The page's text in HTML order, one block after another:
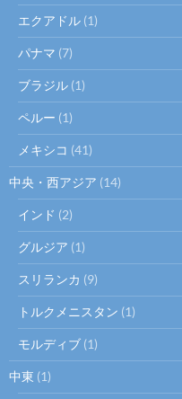
エクアドル (1)
パナマ (7)
ブラジル (1)
ペルー (1)
メキシコ (41)
中央・西アジア (14)
インド (2)
グルジア (1)
スリランカ (9)
トルクメニスタン (1)
モルディブ (1)
中東 (1)